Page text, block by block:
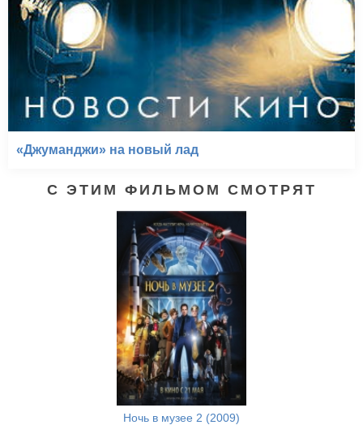
«Джуманджи» на новый лад
С ЭТИМ ФИЛЬМОМ СМОТРЯТ
Ночь в музее 2 (2009)